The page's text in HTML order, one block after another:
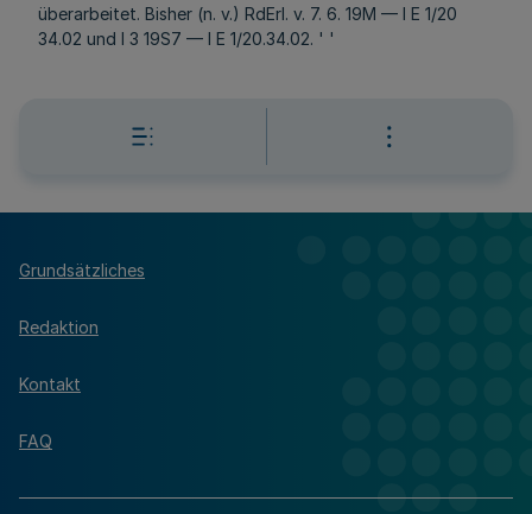
überarbeitet. Bisher (n. v.) RdErl. v. 7. 6. 19M — I E 1/20
34.02 und l 3 19S7 — I E 1/20.34.02. ' '
Grundsätzliches
Redaktion
Kontakt
FAQ